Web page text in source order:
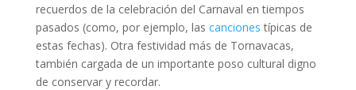
recuerdos de la celebración del Carnaval en tiempos
pasados (como, por ejemplo, las canciones típicas de
estas fechas). Otra festividad más de Tornavacas,
también cargada de un importante poso cultural digno
de conservar y recordar.